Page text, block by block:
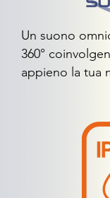
Un suono
360°
appieno la tua